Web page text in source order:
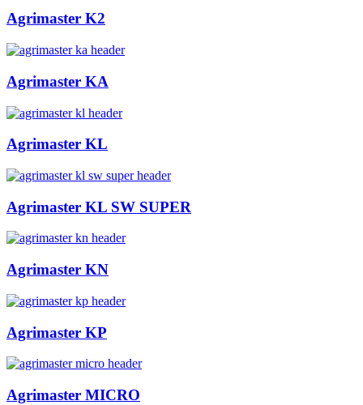
Agrimaster K2
Agrimaster KA
Agrimaster KL
Agrimaster KL SW SUPER
Agrimaster KN
Agrimaster KP
Agrimaster MICRO